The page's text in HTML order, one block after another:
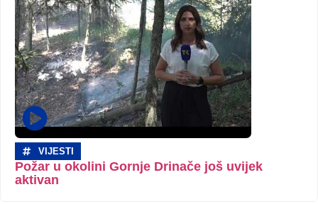
VIJESTI
Požar u okolini Gornje Drinače još uvijek
aktivan